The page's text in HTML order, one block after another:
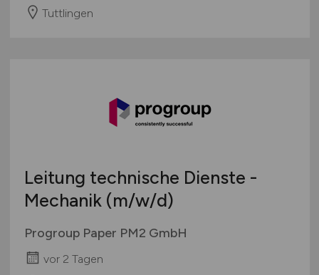
Tuttlingen
Leitung technische Dienste -
Mechanik (m/w/d)
Progroup Paper PM2 GmbH
vor 2 Tagen